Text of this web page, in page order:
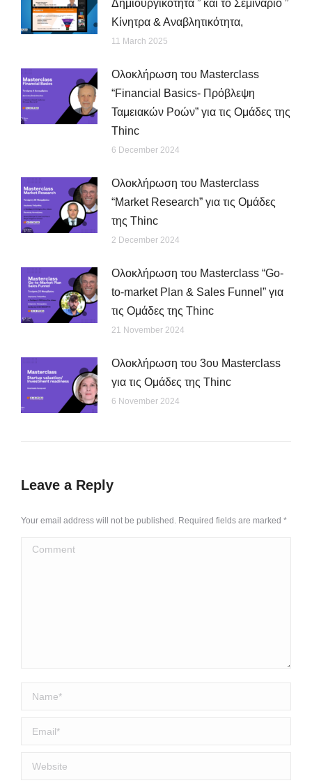
Δημιουργικότητα ” και το Σεμινάριο ”
Κίνητρα & Αναβλητικότητα,
11 March 2025
Ολοκλήρωση του Masterclass
“Financial Basics- Πρόβλεψη
Ταμειακών Ροών” για τις Ομάδες της
Thinc
6 December 2024
Ολοκλήρωση του Masterclass
“Market Research” για τις Ομάδες
της Thinc
2 December 2024
Ολοκλήρωση του Masterclass “Go-
to-market Plan & Sales Funnel” για
τις Ομάδες της Thinc
21 November 2024
Ολοκλήρωση του 3ου Masterclass
για τις Ομάδες της Thinc
6 November 2024
Leave a Reply
Your email address will not be published. Required fields are marked *
Comment
Name *
Email *
Website